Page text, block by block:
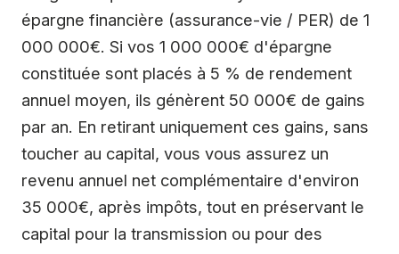
épargne financière (assurance-vie / PER) de 1
000 000€. Si vos 1 000 000€ d'épargne
constituée sont placés à 5 % de rendement
annuel moyen, ils génèrent 50 000€ de gains
par an. En retirant uniquement ces gains, sans
toucher au capital, vous vous assurez un
revenu annuel net complémentaire d'environ
35 000€, après impôts, tout en préservant le
capital pour la transmission ou pour des